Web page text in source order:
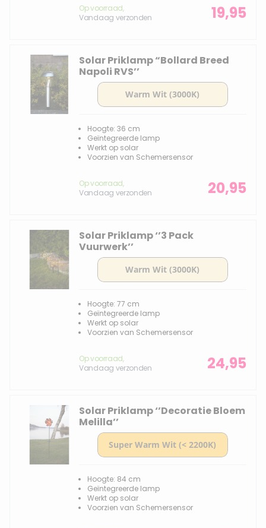
Op voorraad,
Vandaag verzonden
19,95
Solar Priklamp “Bollard Breed
Napoli RVS’’
Hoogte: 36 cm
Geïntegreerde lamp
Werkt op solar
Voorzien van Schemersensor
Op voorraad,
Vandaag verzonden
20,95
Solar Priklamp ‘’3 Pack
Vuurwerk’’
Hoogte: 77 cm
Geïntegreerde lamp
Werkt op solar
Voorzien van Schemersensor
Op voorraad,
Vandaag verzonden
24,95
Solar Priklamp ‘’Decoratie Bloem
Melilla’’
Hoogte: 84 cm
Geïntegreerde lamp
Werkt op solar
Voorzien van Schemersensor